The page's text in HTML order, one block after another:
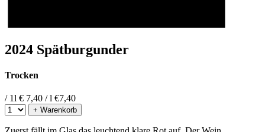
2024 Spätburgunder
Trocken
/ 1l € 7,40 / l €7,40
+ Warenkorb